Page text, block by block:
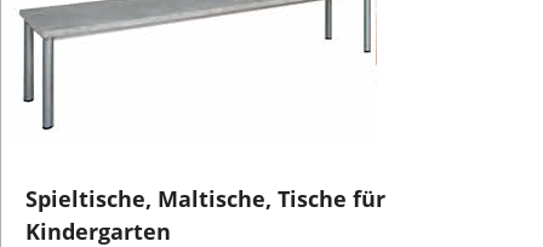
Spieltische, Maltische, Tische für
Kindergarten